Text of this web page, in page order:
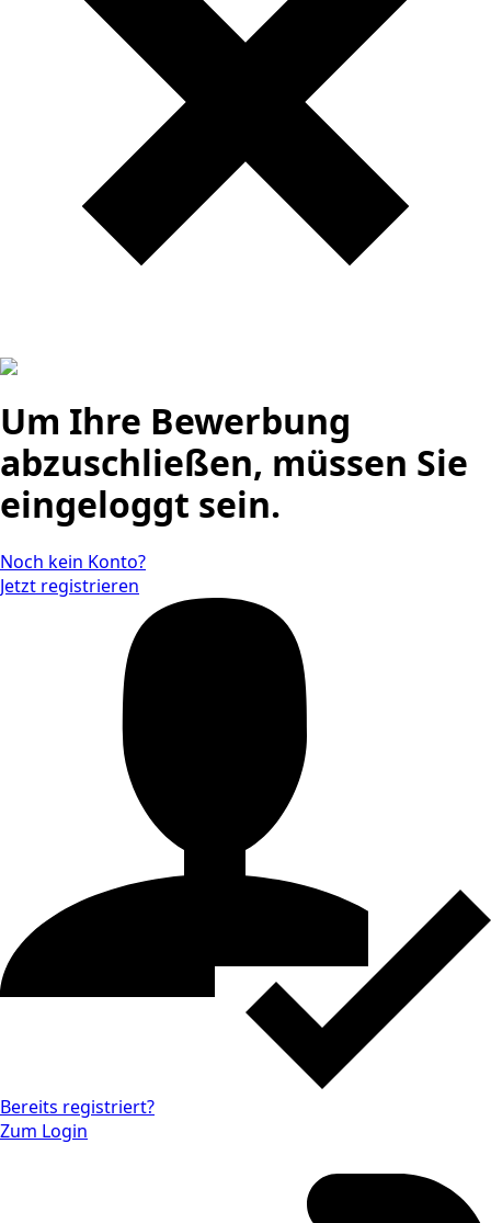
Um Ihre Bewerbung
abzuschließen, müssen Sie
eingeloggt sein.
Noch kein Konto?
Jetzt registrieren
Bereits registriert?
Zum Login